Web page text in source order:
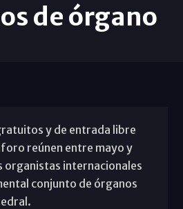
de órgano
y de entrada libre
reúnen entre mayo y
organistas internacionales
conjunto de órganos